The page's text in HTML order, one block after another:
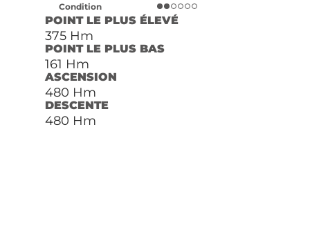
Condition
POINT LE PLUS ÉLEVÉ
375 Hm
POINT LE PLUS BAS
161 Hm
ASCENSION
480 Hm
DESCENTE
480 Hm